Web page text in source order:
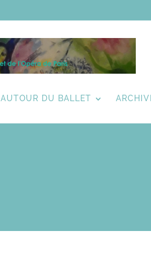
AUTOUR DU BALLET